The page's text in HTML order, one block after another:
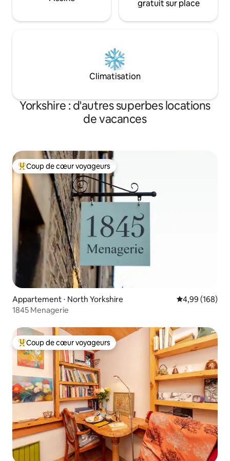
gratuit sur place
Climatisation
Yorkshire : d'autres superbes locations
de vacances
Coups de cœur voyageurs les plus appréciés
Coup de cœur voyageurs
Appartement ⋅ North Yorkshire Évaluation
4,99 (168)
1845 Menagerie
Coups de cœur voyageurs les plus appréciés
Coup de cœur voyageurs